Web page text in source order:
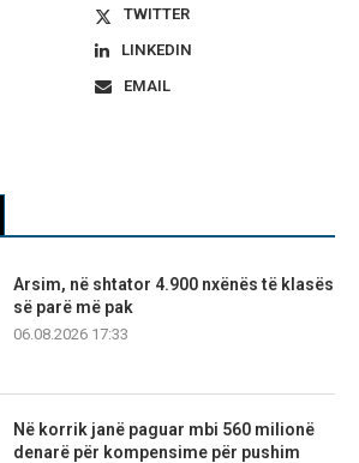
TWITTER
LINKEDIN
EMAIL
Arsim, në shtator 4.900 nxënës të klasës
së parë më pak
06.08.2026 17:33
Në korrik janë paguar mbi 560 milionë
denarë për kompensime për pushim